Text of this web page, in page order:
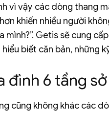
vì vậy các dòng thang
khiến nhiều người
mình?”. Getis sẽ cung
biết căn bản, những
đình 6 tầng
cũng không khác các